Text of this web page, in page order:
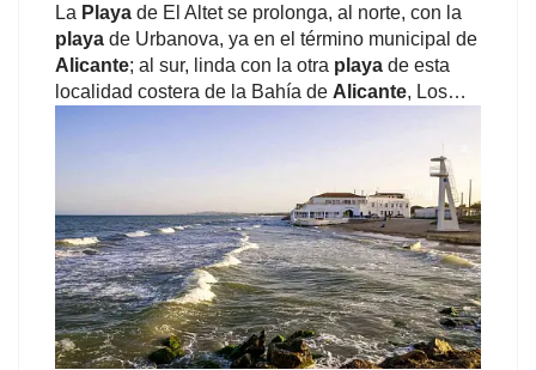
La Playa de El Altet se prolonga, al norte, con la
playa de Urbanova, ya en el término municipal de
Alicante; al sur, linda con la otra playa de esta
localidad costera de la Bahía de Alicante, Los…